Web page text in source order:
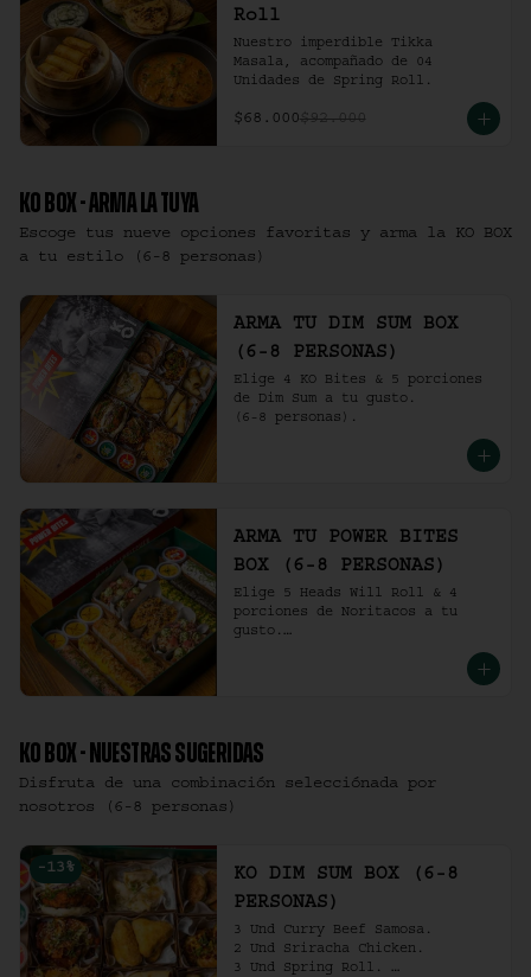
Roll
Nuestro imperdible Tikka
Masala, acompañado de 04
Unidades de Spring Roll.
$68.000$92.000
KO BOX - ARMA LA TUYA
Escoge tus nueve opciones favoritas y arma la KO BOX
a tu estilo (6-8 personas)
ARMA TU DIM SUM BOX
(6-8 PERSONAS)
Elige 4 KO Bites & 5 porciones
de Dim Sum a tu gusto.
(6-8 personas).
ARMA TU POWER BITES
BOX (6-8 PERSONAS)
Elige 5 Heads Will Roll & 4
porciones de Noritacos a tu
gusto.
KO BOX - NUESTRAS SUGERIDAS
Disfruta de una combinación selecciónada por
nosotros (6-8 personas)
-13 %
KO DIM SUM BOX (6-8
PERSONAS)
3 Und Curry Beef Samosa.
2 Und Sriracha Chicken.
3 Und Spring Roll.